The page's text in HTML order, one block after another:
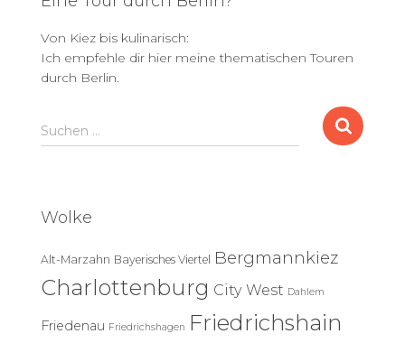
Von Kiez bis kulinarisch:
Ich empfehle dir hier meine thematischen Touren
durch Berlin.
S
u
n
a
c
:
Suchen …
Wolke
Alt-Marzahn Bayerisches Viertel Bergmannkiez
Charlottenburg City West Dahlem
Friedenau Friedrichshagen Friedrichshain